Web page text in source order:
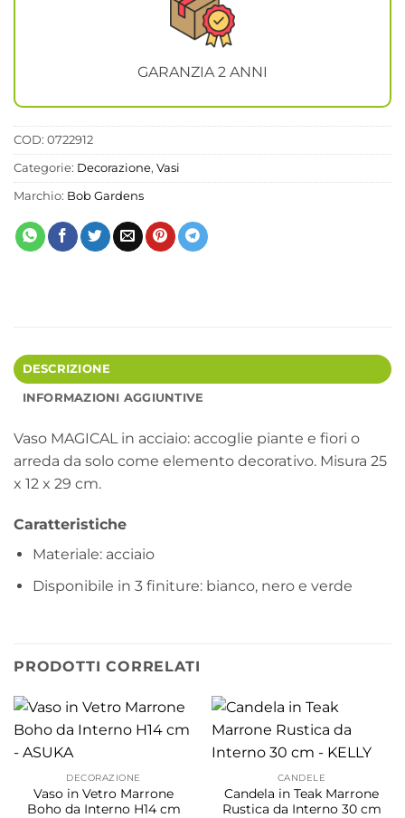
GARANZIA 2 ANNI
COD: 0722912
Categorie: Decorazione, Vasi
Marchio: Bob Gardens
DESCRIZIONE
INFORMAZIONI AGGIUNTIVE
Vaso MAGICAL in acciaio: accoglie piante e fiori o
arreda da solo come elemento decorativo. Misura 25
x 12 x 29 cm.
Caratteristiche
Materiale: acciaio
Disponibile in 3 finiture: bianco, nero e verde
PRODOTTI CORRELATI
DECORAZIONE
Vaso in Vetro Marrone
Boho da Interno H14 cm
CANDELE
Candela in Teak Marrone
Rustica da Interno 30 cm